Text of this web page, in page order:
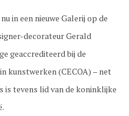
in een nieuwe Galerij op de
decorateur Gerald
geaccrediteerd bij de
kunstwerken (CECOA) – net
is tevens lid van de koninklijke